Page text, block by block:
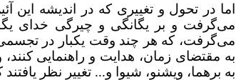
اما در تحول و تغییری که در اندیشه
می‌گرفت و بر یگانگی و چیرگی خدای
می‌گرفت، که هر چند وقت یکبار در تجسمی
به مقتضای زمان، هدایت و راهنمایی
به برهما، ویشنو، شیوا و... تغییر نظر